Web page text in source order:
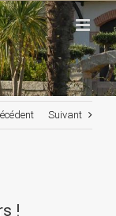
Suivant
!